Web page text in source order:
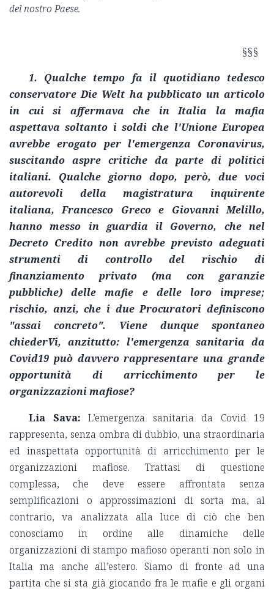
del nostro Paese.
§§§
1. Qualche tempo fa il quotidiano tedesco
conservatore Die Welt ha pubblicato un articolo
in cui si affermava che in Italia la mafia
aspettava soltanto i soldi che l'Unione Europea
avrebbe erogato per l'emergenza Coronavirus,
suscitando aspre critiche da parte di politici
italiani. Qualche giorno dopo, però, due voci
autorevoli della magistratura inquirente
italiana, Francesco Greco e Giovanni Melillo,
hanno messo in guardia il Governo, che nel
Decreto Credito non avrebbe previsto adeguati
strumenti di controllo del rischio di
finanziamento privato (ma con garanzie
pubbliche) delle mafie e delle loro imprese;
rischio, anzi, che i due Procuratori definiscono
"assai concreto". Viene dunque spontaneo
chiederVi, anzitutto: l'emergenza sanitaria da
Covid19 può davvero rappresentare una grande
opportunità di arricchimento per le
organizzazioni mafiose?
Lia Sava: L’emergenza sanitaria da Covid 19
rappresenta, senza ombra di dubbio, una straordinaria
ed inaspettata opportunità di arricchimento per le
organizzazioni mafiose. Trattasi di questione
complessa, che deve essere affrontata senza
semplificazioni o approssimazioni di sorta ma, al
contrario, va analizzata alla luce di ciò che ben
conosciamo in ordine alle dinamiche delle
organizzazioni di stampo mafioso operanti non solo in
Italia ma anche all’estero. Siamo di fronte ad una
partita che si sta già giocando fra le mafie e gli organi